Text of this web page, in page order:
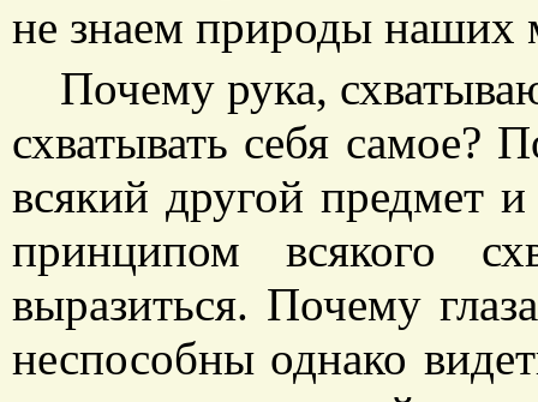
не знаем природы наших
Почему рука,
схватывать себя самое?
всякий другой предмет
принципом всякого
выразиться. Почему
неспособны однако